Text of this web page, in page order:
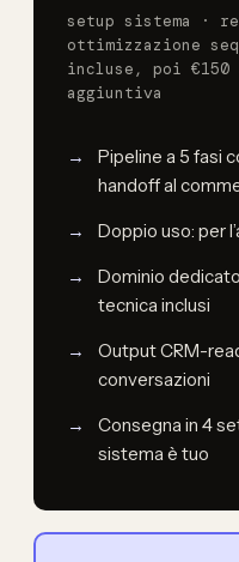
setup sistema ·
ottimizzazione
incluse, poi €150
aggiuntiva
Pipeline a 5 fasi
handoff al
Doppio uso: per
Dominio
tecnica inclusi
Output CRM-
conversazioni
Consegna in 4
sistema è tuo